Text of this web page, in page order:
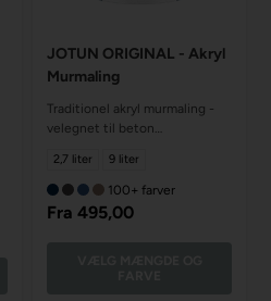
JOTUN ORIGINAL - Akryl
Murmaling
Traditionel akryl murmaling -
velegnet til beton
2,7 liter 9 liter
100+ farver
Fra 495,00